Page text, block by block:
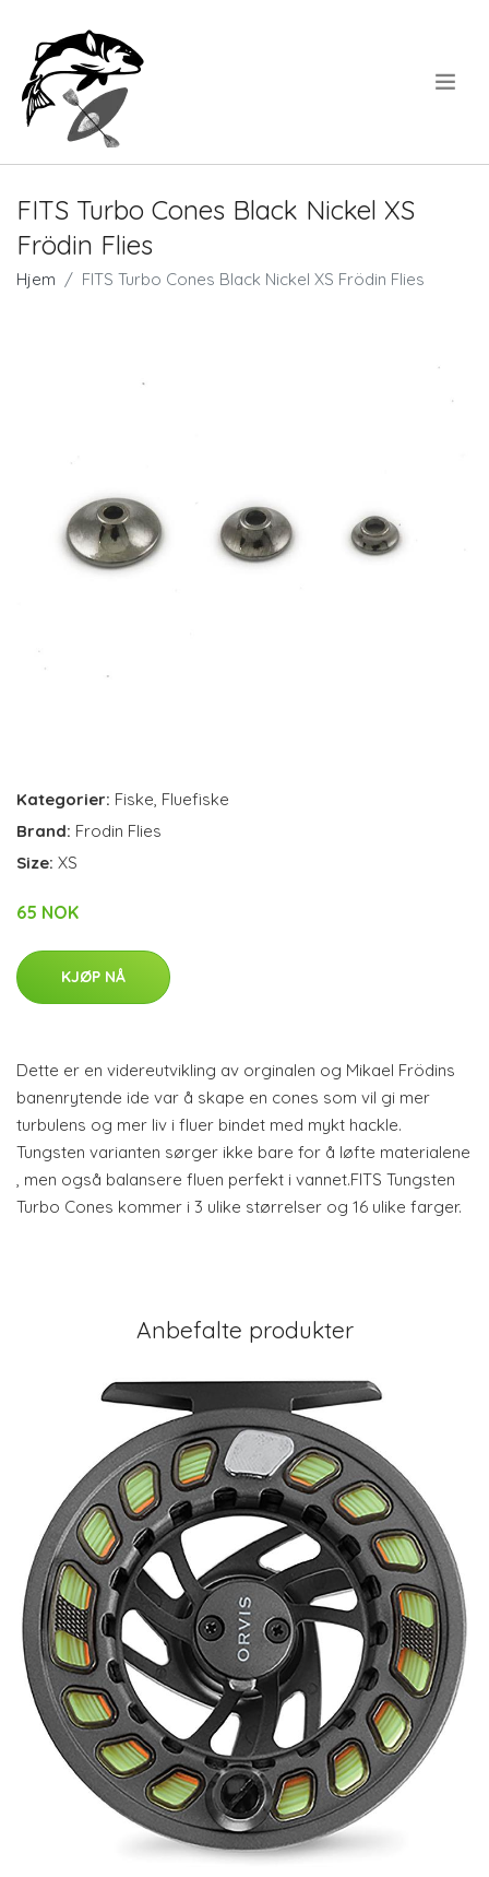
FITS Turbo Cones Black Nickel XS
Frödin Flies
Hjem FITS Turbo Cones Black Nickel XS Frödin Flies
Kategorier: Fiske, Fluefiske
Brand: Frodin Flies
Size: XS
65 NOK
KJØP NÅ
Dette er en videreutvikling av orginalen og Mikael Frödins
banenrytende ide var å skape en cones som vil gi mer
turbulens og mer liv i fluer bindet med mykt hackle.
Tungsten varianten sørger ikke bare for å løfte materialene
, men også balansere fluen perfekt i vannet.FITS Tungsten
Turbo Cones kommer i 3 ulike størrelser og 16 ulike farger.
Anbefalte produkter